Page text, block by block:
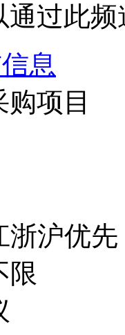
过此
息
项目
浙沪优先
限